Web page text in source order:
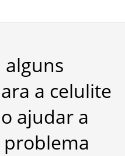
alguns
a celulite
ajudar a